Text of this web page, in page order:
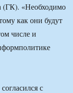
(ГК). «Необходимо
как они будут
числе и
с